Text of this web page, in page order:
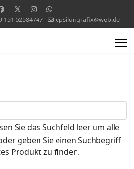
151 52584747 epsilongrafix@web.de
Sie das Suchfeld leer um alle
geben Sie einen Suchbegriff
Produkt zu finden.